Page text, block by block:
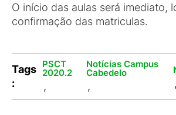
O início das aulas será imediato,
confirmação das matriculas.
Tags
:
PSCT
2020.2
,
Notícias Campus
Cabedelo
, ,